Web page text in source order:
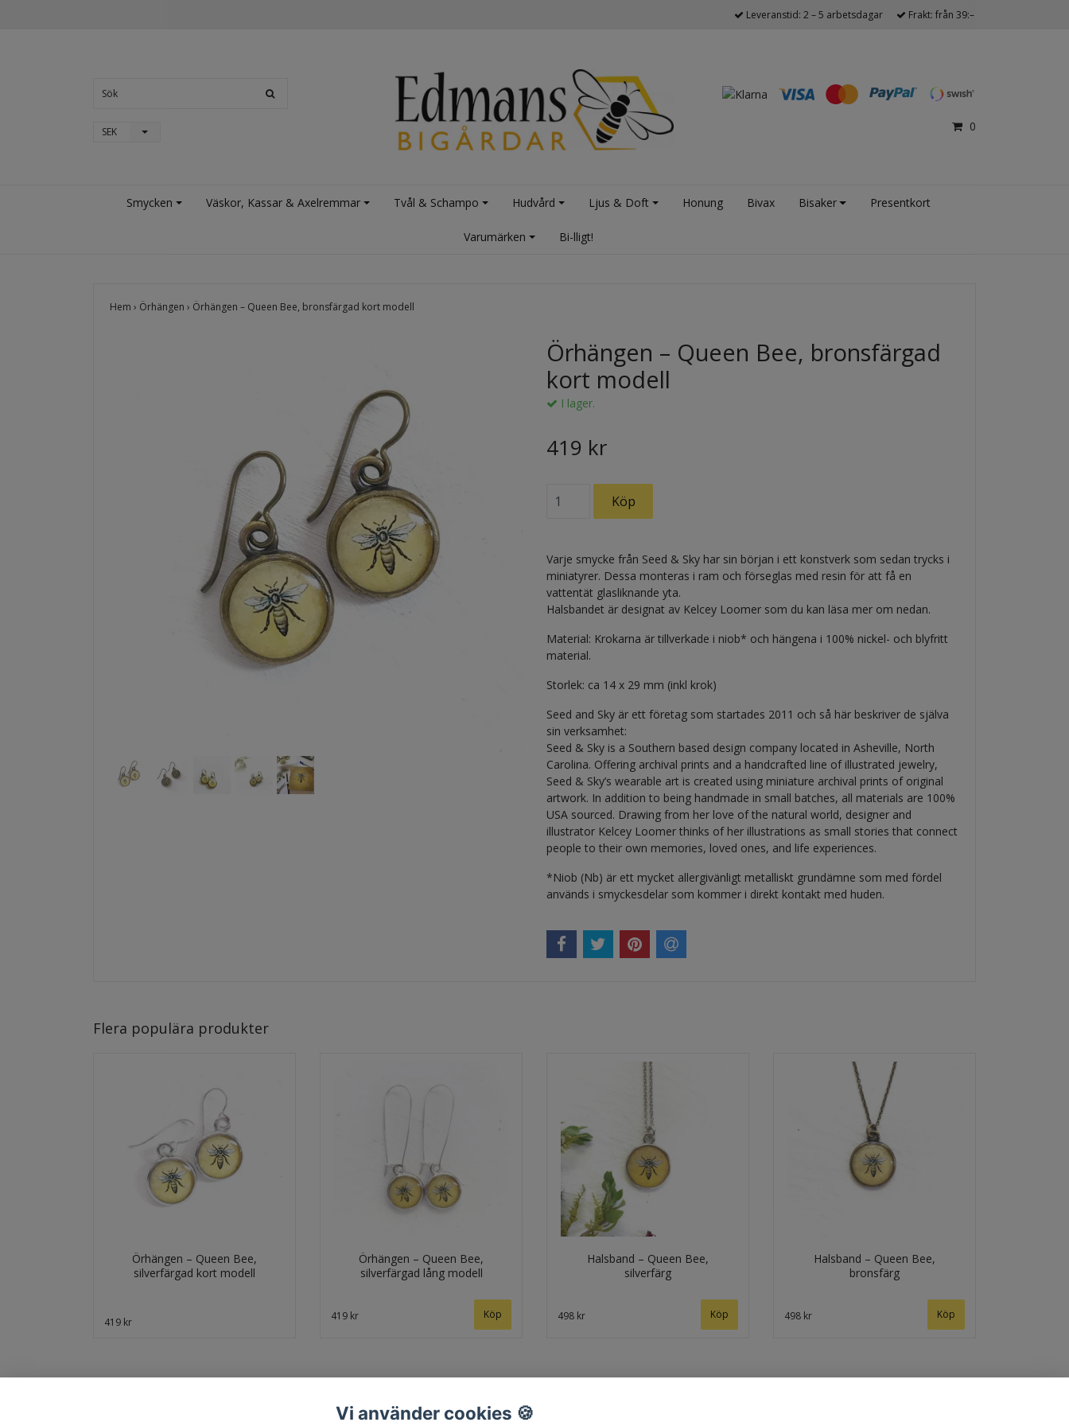
Leveranstid: 2 – 5 arbetsdagar Frakt: från 39:–
SEK 0
Smycken Väskor, Kassar & Axelremmar Tvål & Schampo Hudvård Ljus & Doft Honung Bivax Bisaker Presentkort
Varumärken Bi-lligt!
Hem › Örhängen › Örhängen – Queen Bee, bronsfärgad kort modell
Örhängen – Queen Bee, bronsfärgad
kort modell
I lager.
419 kr
Varje smycke från Seed & Sky har sin början i ett konstverk som sedan trycks i
miniatyrer. Dessa monteras i ram och förseglas med resin för att få en
vattentät glasliknande yta.
Halsbandet är designat av Kelcey Loomer som du kan läsa mer om nedan.
Material: Krokarna är tillverkade i niob* och hängena i 100% nickel- och blyfritt
material.
Storlek: ca 14 x 29 mm (inkl krok)
Seed and Sky är ett företag som startades 2011 och så här beskriver de själva
sin verksamhet:
Seed & Sky is a Southern based design company located in Asheville, North
Carolina. Offering archival prints and a handcrafted line of illustrated jewelry,
Seed & Sky’s wearable art is created using miniature archival prints of original
artwork. In addition to being handmade in small batches, all materials are 100%
USA sourced. Drawing from her love of the natural world, designer and
illustrator Kelcey Loomer thinks of her illustrations as small stories that connect
people to their own memories, loved ones, and life experiences.
*Niob (Nb) är ett mycket allergivänligt metalliskt grundämne som med fördel
används i smyckesdelar som kommer i direkt kontakt med huden.
Flera populära produkter
Örhängen – Queen Bee,
silverfärgad kort modell
419 kr
Örhängen – Queen Bee,
silverfärgad lång modell
419 kr
Halsband – Queen Bee,
silverfärg
498 kr
Halsband – Queen Bee,
bronsfärg
498 kr
Vi använder cookies 🍪